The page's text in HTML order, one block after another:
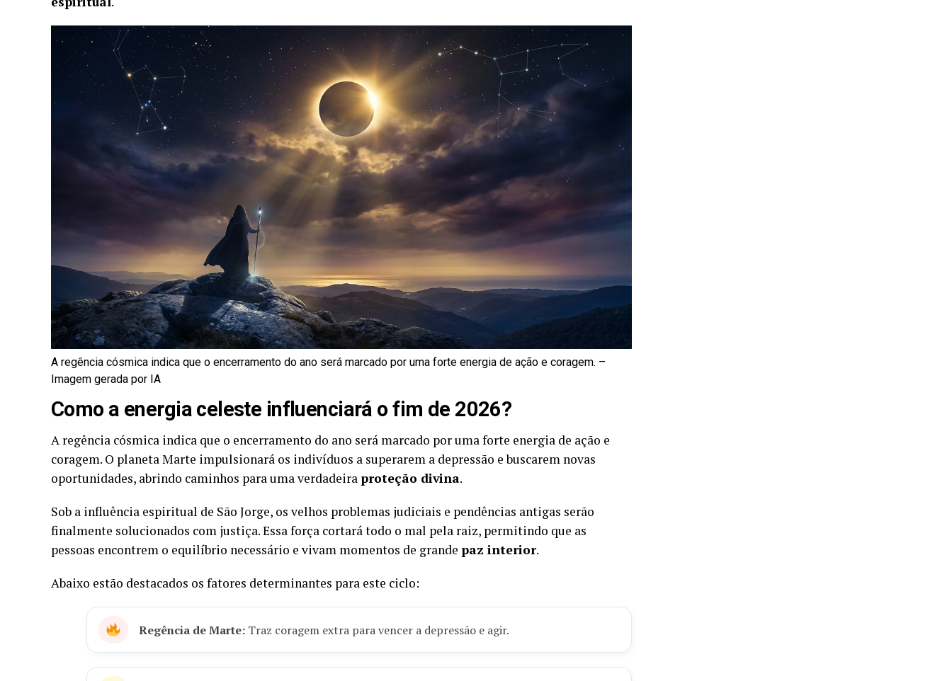
A regência cósmica indica que o encerramento do ano será marcado por uma forte energia de ação e coragem. –
Imagem gerada por IA
Como a energia celeste influenciará o fim de 2026?
A regência cósmica indica que o encerramento do ano será marcado por uma forte energia de ação e
coragem. O planeta Marte impulsionará os indivíduos a superarem a depressão e buscarem novas
oportunidades, abrindo caminhos para uma verdadeira proteção divina.
Sob a influência espiritual de São Jorge, os velhos problemas judiciais e pendências antigas serão
finalmente solucionados com justiça. Essa força cortará todo o mal pela raiz, permitindo que as
pessoas encontrem o equilíbrio necessário e vivam momentos de grande paz interior.
Abaixo estão destacados os fatores determinantes para este ciclo:
Regência de Marte:Traz coragem extra para vencer a depressão e agir.